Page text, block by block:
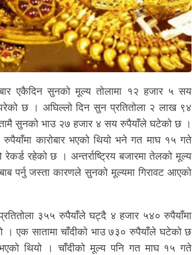
एकैदिन सुनको मूल्य तोलामा १२ हजार ५ सय
छ । अघिल्लो दिन सुन प्रतितोला २ लाख ९४
सुनको भाउ २७ हजार ४ सय रुपैयाँले घटेको छ ।
कारोबार भएको थियो भने गत माघ १५ गते
रहेको छ । अन्तर्राष्ट्रिय बजारमा तेलको मूल्य
पर्नु जस्ता कारणले सुनको मूल्यमा गिरावट आएको
३५५ रुपैयाँले घट्दै ४ हजार ५४० रुपैयाँमा
एक सातामा चाँदीको भाउ ७३० रुपैयाँले घटेको छ
थियो । चाँदीको मूल्य पनि गत माघ १५ गते